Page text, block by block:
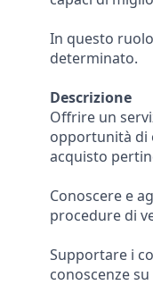
In questo
determinato.
Descrizione
Offrire un
opportunità di
acquisto
Conoscere e
procedure di
Supportare i
conoscenze